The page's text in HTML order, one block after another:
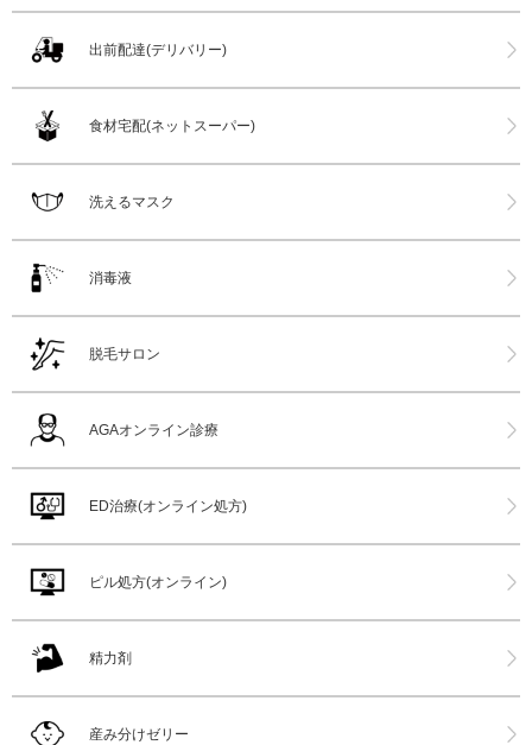
出前配達(デリバリー)
食材宅配(ネットスーパー)
洗えるマスク
消毒液
脱毛サロン
AGAオンライン診療
ED治療(オンライン処方)
ピル処方(オンライン)
精力剤
産み分けゼリー